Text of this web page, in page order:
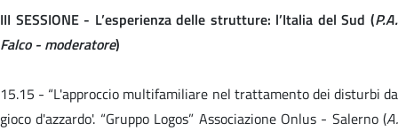
III SESSIONE - L’esperienza delle strutture: l’Italia del Sud (P.A.
Falco - moderatore)
15.15 - “L'approccio multifamiliare nel trattamento dei disturbi da
gioco d'azzardo'. “Gruppo Logos” Associazione Onlus - Salerno (A.